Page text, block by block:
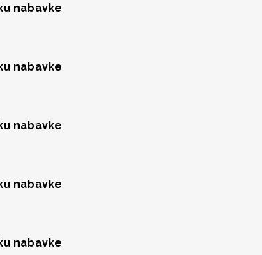
nabavke
nabavke
nabavke
nabavke
nabavke